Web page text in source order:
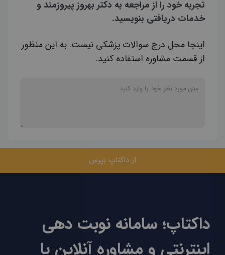
تجربه خود را از مراجعه به دکتر بهروز پیروزمند و
خدمات دریافتی بنویسید.
اینجا محل درج سوالات پزشکی نیست. به این منظور
از قسمت مشاوره استفاده کنید.
از داکتاپ بپرس
داکتاپ؛ سامانه نوبت دهی
اینترنتی و مشاوره آنلاین با